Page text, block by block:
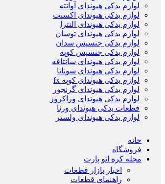
لوازم یدکی هیوندای آوانته
لوازم یدکی هیوندای اکسنت
لوازم یدکی هیوندای النترا
لوازم یدکی هیوندای توسان
لوازم یدکی جنسیس سدان
لوازم یدکی جنسیس کوپه
لوازم یدکی هیوندای سانتافه
لوازم یدکی هیوندای سوناتا
لوازم یدکی هیوندای کوپه fx
لوازم یدکی هیوندای گرنجور
لوازم یدکی هیوندای وراکروز
قطعات یدکی هیوندای ورنا
لوازم یدکی هیوندای ولستر
خانه
فروشگاه
مجله کره اتو پارت
اخبار بازار قطعات
راهنمای قطعات